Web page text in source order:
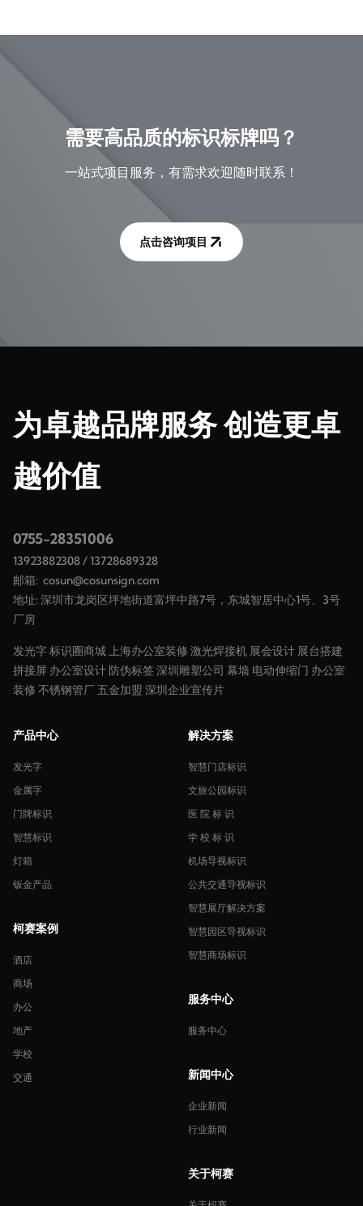
需要高品质的标识标牌吗？
一站式项目服务，有需求欢迎随时联系！
点击咨询项目
为卓越品牌服务 创造更卓
越价值
0755-28351006
13923882308/13728689328
邮箱: cosun@cosunsign.com
地址: 深圳市龙岗区坪地街道富坪中路7号，东城智居中心1号、3号
厂房
发光字标识圈商城上海办公室装修 激光焊接机 展会设计 展台搭建
拼接屏 办公室设计 防伪标签 深圳雕塑公司 幕墙 电动伸缩门 办公室
装修 不锈钢管厂 五金加盟 深圳企业宣传片
产品中心
发光字
金属字
门牌标识
智慧标识
灯箱
钣金产品
柯赛案例
酒店
商场
办公
地产
学校
交通
解决方案
智慧门店标识
文旅公园标识
医 院 标 识
学 校 标 识
机场导视标识
公共交通导视标识
智慧展厅解决方案
智慧园区导视标识
智慧商场标识
服务中心
服务中心
新闻中心
企业新闻
行业新闻
关于柯赛